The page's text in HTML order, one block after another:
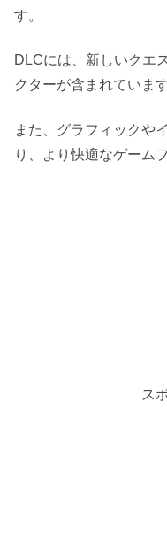
す。
DLCには、新しいクエ
クターが含まれています
また、グラフィックや
り、より快適なゲーム
ス